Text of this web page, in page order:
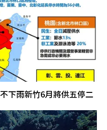
下雨新竹6月將供五停二